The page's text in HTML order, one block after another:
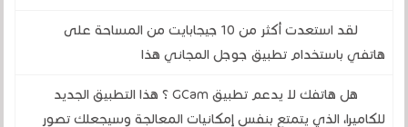
لقد استعدت أكثر من 10 جيجابايت من المساحة على
هاتفي باستخدام تطبيق جوجل المجاني هذا
هل هاتفك لا يدعم تطبيق GCam ؟ هذا التطبيق الجديد
للكاميرا، الذي يتمتع بنفس إمكانيات المعالجة وسيجعلك تصور